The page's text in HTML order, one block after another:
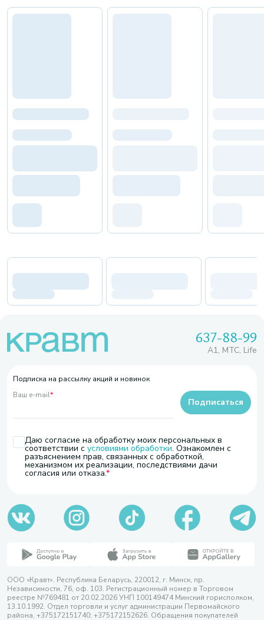
637-88-99
A1, МТС, Life
Подписка на рассылку акций и новинок
Ваш e-mail*
Даю согласие на обработку моих персональных в
соответствии с условиями обработки. Ознакомлен с
разъяснением прав, связанных с обработкой,
механизмом их реализации, последствиями дачи
согласия или отказа.
Подписаться
ООО «Кравт». Республика Беларусь, 220012, г. Минск, пр.
Независимости, 76, оф. 103. Регистрационный номер в Торговом
реестре №769481 от 20.02.2026 УНП 100149474 Минский горисполком,
13.10.1992. Отдел торговли и услуг администрации Первомайского
района, +375172151740; +375172152626. Обращения покупателей